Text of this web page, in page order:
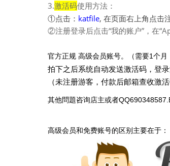
3.激活码使用方法：
①点击： katfile, 在页面右上角点击
②注册登录后点击“我的账户”，在
官方正规 高级会员账号。（需要1个月
拍下之后系统自动发送激活码，登
（未注册游客，付款后邮箱查收激活
其他問題咨询店主或者QQ690348587.
高级会员和免费账号的区别主要在于：